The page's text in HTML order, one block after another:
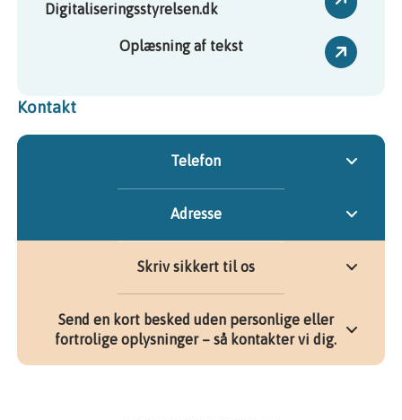
Digitaliseringsstyrelsen.dk
Oplæsning af tekst
Kontakt
Telefon
Adresse
Skriv sikkert til os
Send en kort besked uden personlige eller
fortrolige oplysninger – så kontakter vi dig.